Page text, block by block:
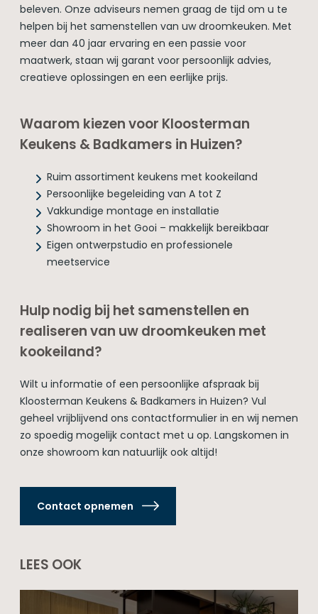
beleven. Onze adviseurs nemen graag de tijd om u te
helpen bij het samenstellen van uw droomkeuken. Met
meer dan 40 jaar ervaring en een passie voor
maatwerk, staan wij garant voor persoonlijk advies,
creatieve oplossingen en een eerlijke prijs.
Waarom kiezen voor Kloosterman
Keukens & Badkamers in Huizen?
Ruim assortiment keukens met kookeiland
Persoonlijke begeleiding van A tot Z
Vakkundige montage en installatie
Showroom in het Gooi – makkelijk bereikbaar
Eigen ontwerpstudio en professionele
meetservice
Hulp nodig bij het samenstellen en
realiseren van uw droomkeuken met
kookeiland?
Wilt u informatie of een persoonlijke afspraak bij
Kloosterman Keukens & Badkamers in Huizen? Vul
geheel vrijblijvend ons contactformulier in en wij nemen
zo spoedig mogelijk contact met u op. Langskomen in
onze showroom kan natuurlijk ook altijd!
Contact opnemen
LEES OOK